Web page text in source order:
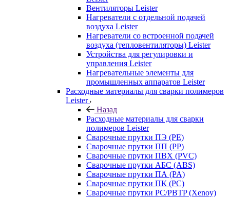
Вентиляторы Leister
Нагреватели с отдельной подачей
воздуха Leister
Нагреватели со встроенной подачей
воздуха (тепловентиляторы) Leister
Устройства для регулировки и
управления Leister
Нагревательные элементы для
промышленных аппаратов Leister
Расходные материалы для сварки полимеров
Leister
Назад
Расходные материалы для сварки
полимеров Leister
Сварочные прутки ПЭ (PE)
Сварочные прутки ПП (PP)
Сварочные прутки ПВХ (PVC)
Сварочные прутки АБС (ABS)
Сварочные прутки ПА (PA)
Сварочные прутки ПК (PC)
Сварочные прутки PC/PBTP (Xenoy)